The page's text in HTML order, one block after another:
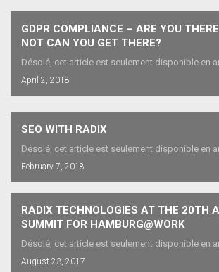
GDPR COMPLIANCE – ARE YOU
NOT CAN YOU GET THERE?
Désolé, cet article est seulement disponible en
April 2, 2018
SEO WITH RADIX
Désolé, cet article est seulement disponible en
February 7, 2018
RADIX TECHNOLOGIES AT THE 20TH
SUMMIT FOR HAMBURG@WORK
Désolé, cet article est seulement disponible en
August 23, 2017